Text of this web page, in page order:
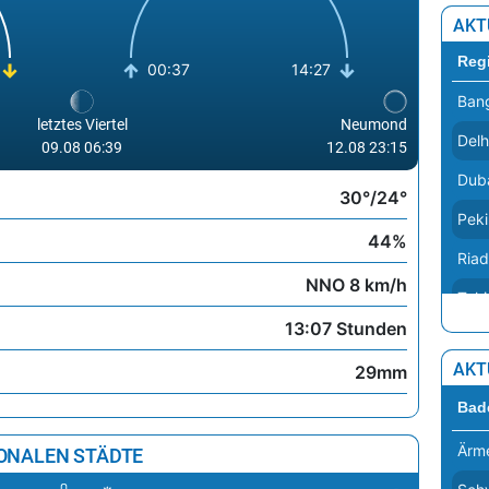
00:37 14:27
letztes Viertel
09.08 06:39
Neumond
12.08 23:15
30°/24°
44%
NNO 8 km/h
13:07 Stunden
29mm
STÄDTE
Riad